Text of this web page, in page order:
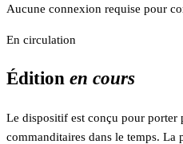
Aucune connexion requise pour
En circulation
Édition en cours
Le dispositif est conçu pour porter
commanditaires dans le temps. La